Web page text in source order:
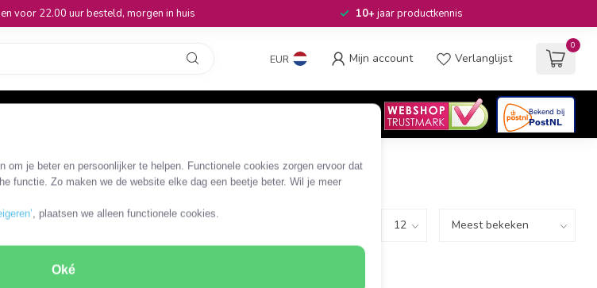
om je beter en persoonlijker te helpen. Functionele cookies zorgen ervoor dat
functie. Zo maken we de website elke dag een beetje beter. Wil je meer
, plaatsen we alleen functionele cookies.
Oké
voor 22.00 uur besteld, morgen in huis 10+jaar productkennis
EUR Mijn account Verlanglijst
0